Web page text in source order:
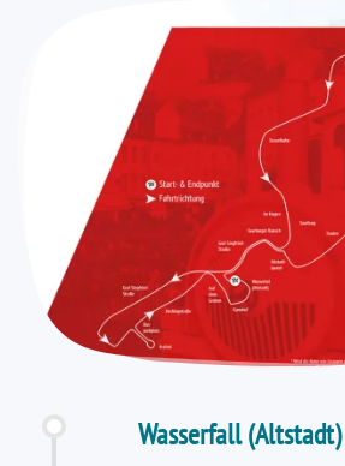
Wasserfall (Altstadt)